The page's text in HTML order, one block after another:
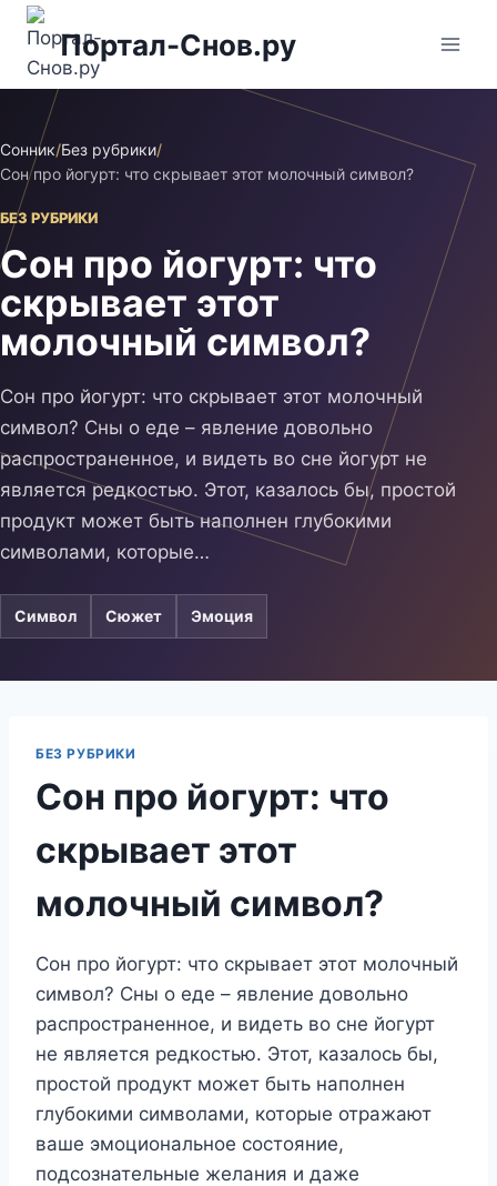
Перейти
содержимому
Портал-Снов.ру
Сонник/Без рубрики/
Сон про йогурт: что скрывает этот молочный символ?
БЕЗ РУБРИКИ
Сон про йогурт: что
скрывает этот
молочный символ?
Сон про йогурт: что скрывает этот молочный
символ? Сны о еде – явление довольно
распространенное, и видеть во сне йогурт не
является редкостью. Этот, казалось бы, простой
продукт может быть наполнен глубокими
символами, которые…
Символ Сюжет Эмоция
БЕЗ РУБРИКИ
Сон про йогурт: что
скрывает этот
молочный символ?
Сон про йогурт: что скрывает этот молочный
символ? Сны о еде – явление довольно
распространенное, и видеть во сне йогурт
не является редкостью. Этот, казалось бы,
простой продукт может быть наполнен
глубокими символами, которые отражают
ваше эмоциональное состояние,
подсознательные желания и даже